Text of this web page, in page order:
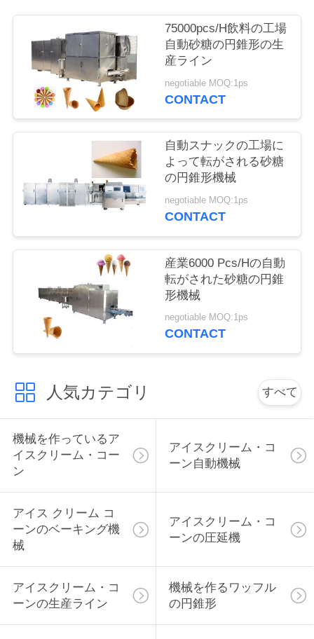
質
私
絡
さ
い
引
用
を
要
求
し
て
下
75000pcs/H飲料の工場
自動砂糖の円錐形の生
産ライン
negotiable MOQ:1ps
CONTACT
自動スナックの工場に
よって転がされる砂糖
の円錐形機械
negotiable MOQ:1ps
CONTACT
産業6000 Pcs/Hの自動
転がされた砂糖の円錐
形機械
negotiable MOQ:1ps
CONTACT
人気カテゴリ すべて
機械を作っているア
イスクリーム・コー
ン
アイスクリーム・コ
ーン自動機械
アイス クリーム コ
ーンのベーキング機
械
アイスクリーム・コ
ーンの圧延機
アイスクリーム・コ
ーンの生産ライン
機械を作るワッフル
の円錐形